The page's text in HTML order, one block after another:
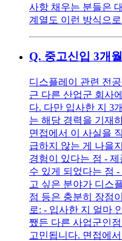
사항 채우는 분들은
계열도 이런 방식으
Q. 중고신입 3개
디스플레이 관련 전
근 다른 산업군 회사
다. 다만 입사한 지 3
는 해당 경력을 기재
면접에서 이 사실을
급하지 않는 게 나을
경험이 있다는 점 -
수 있게 되었다는 점
고 싶은 분야가 디스
점 등은 충분히 장점
로: - 입사한 지 얼마
쨌든 다른 사업군인
고민됩니다. 면접에